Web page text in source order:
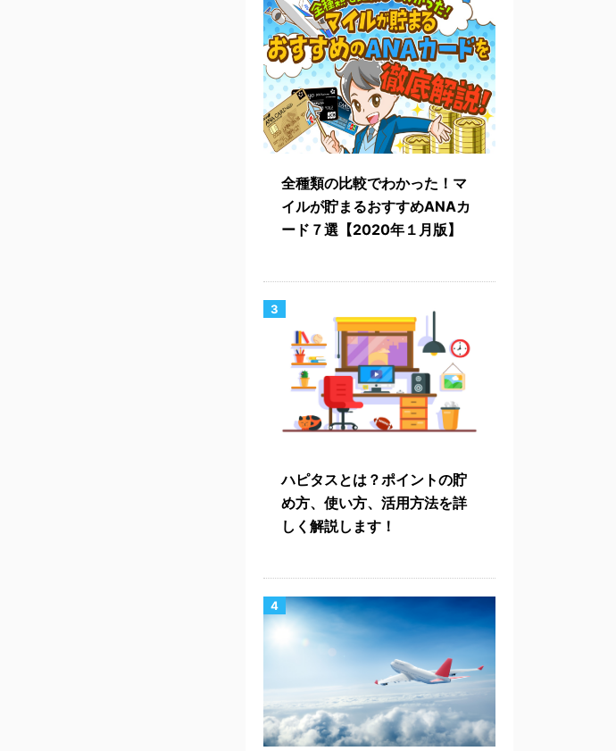
全種類の比較でわかった！マ
イルが貯まるおすすめANAカ
ード７選【2020年１月版】
3
ハピタスとは？ポイントの貯
め方、使い方、活用方法を詳
しく解説します！
4